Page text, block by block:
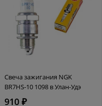
Свеча зажигания NGK
BR7HS-10 1098 в Улан-Удэ
910 ₽